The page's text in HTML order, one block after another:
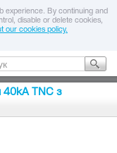
experience. By continuing and
disable or delete cookies,
our cookies policy.
40kA TNC з